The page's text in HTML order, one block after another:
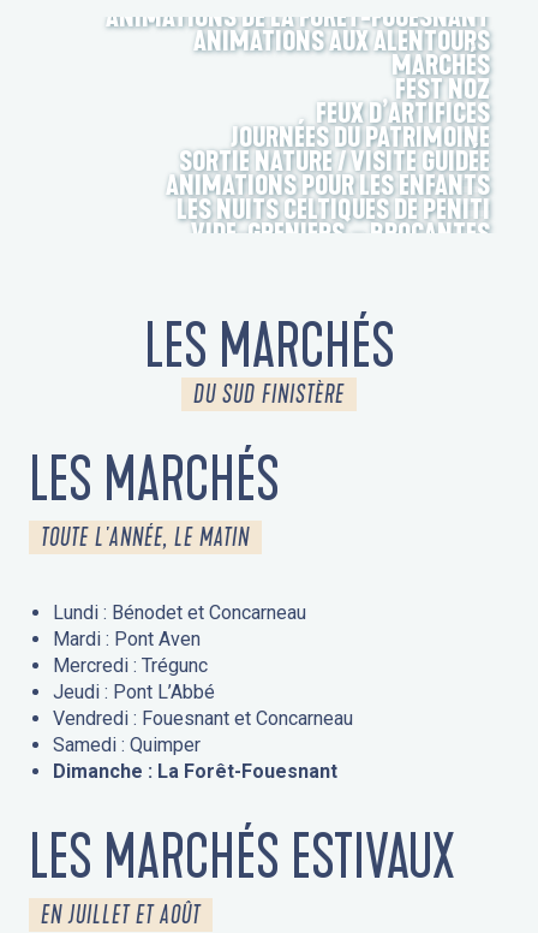
ANIMATIONS DE LA FORÊT-FOUESNANT
ANIMATIONS AUX ALENTOURS
MARCHÉS
FEST NOZ
FEUX D’ARTIFICES
JOURNÉES DU PATRIMOINE
SORTIE NATURE / VISITE GUIDÉE
ANIMATIONS POUR LES ENFANTS
LES NUITS CELTIQUES DE PENITI
VIDE-GRENIERS – BROCANTES
LES MARCHÉS
DU SUD FINISTÈRE
LES MARCHÉS
TOUTE L'ANNÉE, LE MATIN
Lundi : Bénodet et Concarneau
Mardi : Pont Aven
Mercredi : Trégunc
Jeudi : Pont L’Abbé
Vendredi : Fouesnant et Concarneau
Samedi : Quimper
Dimanche : La Forêt-Fouesnant
LES MARCHÉS ESTIVAUX
EN JUILLET ET AOÛT